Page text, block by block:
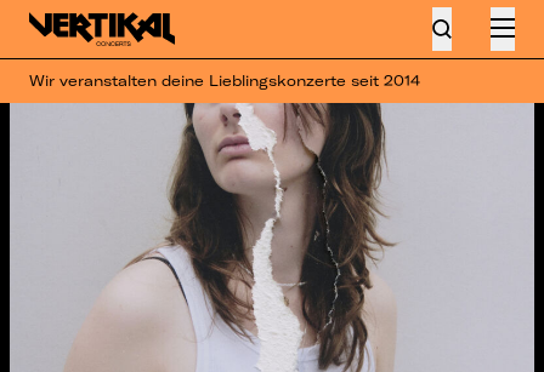
Wir veranstalten deine Lieblingskonzerte seit 2014